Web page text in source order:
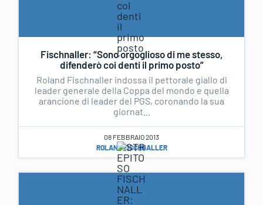
Fischnaller: “Sono orgoglioso di me stesso,
difenderò coi denti il primo posto”
Roland Fischnaller indossa il pettorale giallo di
leader generale della Coppa del mondo e quella
arancione di leader del PGS, coronando la sua
giornat...
08 FEBBRAIO 2013
ROLAND FISCHNALLER